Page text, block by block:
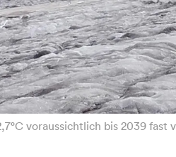
voraussichtlich bis 2039 fast